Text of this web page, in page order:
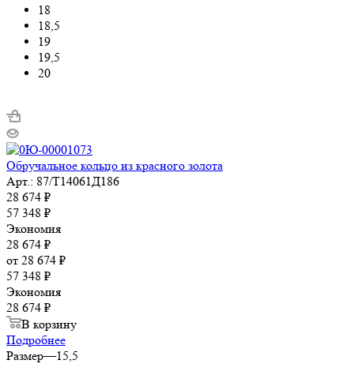
18
18,5
19
19,5
20
Обручальное кольцо из красного золота
Арт.: 87/Т14061Д186
28 674 ₽
57 348 ₽
Экономия
28 674 ₽
от 28 674 ₽
57 348 ₽
Экономия
28 674 ₽
В корзину
Подробнее
Размер—15,5